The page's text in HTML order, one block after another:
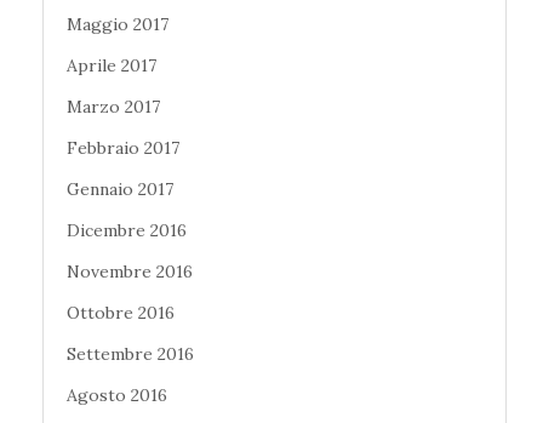
Maggio 2017
Aprile 2017
Marzo 2017
Febbraio 2017
Gennaio 2017
Dicembre 2016
Novembre 2016
Ottobre 2016
Settembre 2016
Agosto 2016